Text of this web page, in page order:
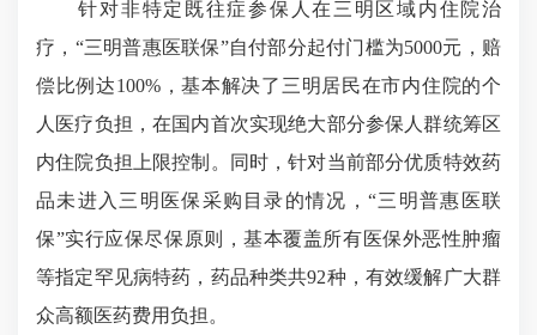
针对非特定既往症参保人在三明区域内住院治
疗，“三明普惠医联保”自付部分起付门槛为5000元，赔
偿比例达100%，基本解决了三明居民在市内住院的个
人医疗负担，在国内首次实现绝大部分参保人群统筹区
内住院负担上限控制。同时，针对当前部分优质特效药
品未进入三明医保采购目录的情况，“三明普惠医联
保”实行应保尽保原则，基本覆盖所有医保外恶性肿瘤
等指定罕见病特药，药品种类共92种，有效缓解广大群
众高额医药费用负担。